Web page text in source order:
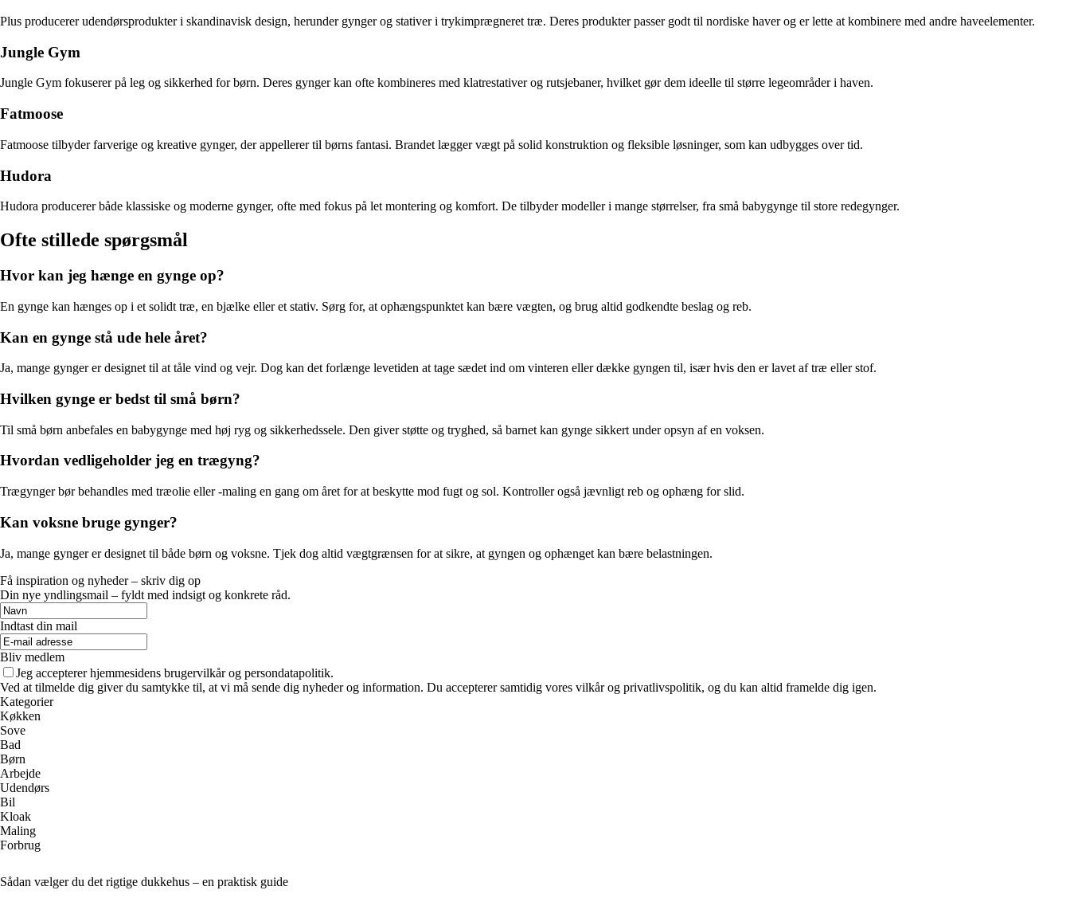
Plus producerer udendørsprodukter i skandinavisk design, herunder gynger og stativer i trykimprægneret træ. Deres produkter passer godt til nordiske haver og er lette at kombinere med andre haveelementer.
Jungle Gym
Jungle Gym fokuserer på leg og sikkerhed for børn. Deres gynger kan ofte kombineres med klatrestativer og rutsjebaner, hvilket gør dem ideelle til større legeområder i haven.
Fatmoose
Fatmoose tilbyder farverige og kreative gynger, der appellerer til børns fantasi. Brandet lægger vægt på solid konstruktion og fleksible løsninger, som kan udbygges over tid.
Hudora
Hudora producerer både klassiske og moderne gynger, ofte med fokus på let montering og komfort. De tilbyder modeller i mange størrelser, fra små babygynge til store redegynger.
Ofte stillede spørgsmål
Hvor kan jeg hænge en gynge op?
En gynge kan hænges op i et solidt træ, en bjælke eller et stativ. Sørg for, at ophængspunktet kan bære vægten, og brug altid godkendte beslag og reb.
Kan en gynge stå ude hele året?
Ja, mange gynger er designet til at tåle vind og vejr. Dog kan det forlænge levetiden at tage sædet ind om vinteren eller dække gyngen til, især hvis den er lavet af træ eller stof.
Hvilken gynge er bedst til små børn?
Til små børn anbefales en babygynge med høj ryg og sikkerhedssele. Den giver støtte og tryghed, så barnet kan gynge sikkert under opsyn af en voksen.
Hvordan vedligeholder jeg en trægyng?
Trægynger bør behandles med træolie eller -maling en gang om året for at beskytte mod fugt og sol. Kontroller også jævnligt reb og ophæng for slid.
Kan voksne bruge gynger?
Ja, mange gynger er designet til både børn og voksne. Tjek dog altid vægtgrænsen for at sikre, at gyngen og ophænget kan bære belastningen.
Få inspiration og nyheder – skriv dig op
Din nye yndlingsmail – fyldt med indsigt og konkrete råd.
Indtast din mail
Bliv medlem
Jeg accepterer hjemmesidens brugervilkår og persondatapolitik.
Ved at tilmelde dig giver du samtykke til, at vi må sende dig nyheder og information. Du accepterer samtidig vores vilkår og privatlivspolitik, og du kan altid framelde dig igen.
Kategorier
Køkken
Sove
Bad
Børn
Arbejde
Udendørs
Bil
Kloak
Maling
Forbrug
Sådan vælger du det rigtige dukkehus – en praktisk guide